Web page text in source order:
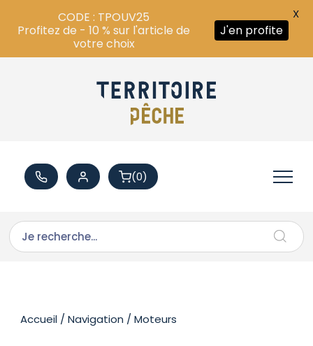
(0)
Accueil /Navigation / Moteurs
CODE : TPOUV25
Profitez de - 10 % sur l'article de
votre choix
J'en profite
X